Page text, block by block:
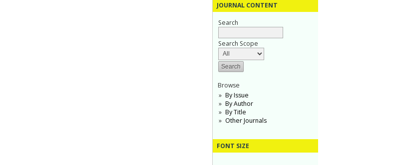
JOURNAL CONTENT
Search
Search Scope
Browse
By Issue
By Author
By Title
Other Journals
FONT SIZE